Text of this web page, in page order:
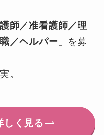
師／准看護師／理
／ヘルパー 」を募
。
しく見る